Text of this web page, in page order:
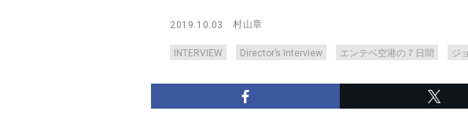
2019.10.03 村山章
INTERVIEW Director’s Interview エンテベ空港の７日間 ジ